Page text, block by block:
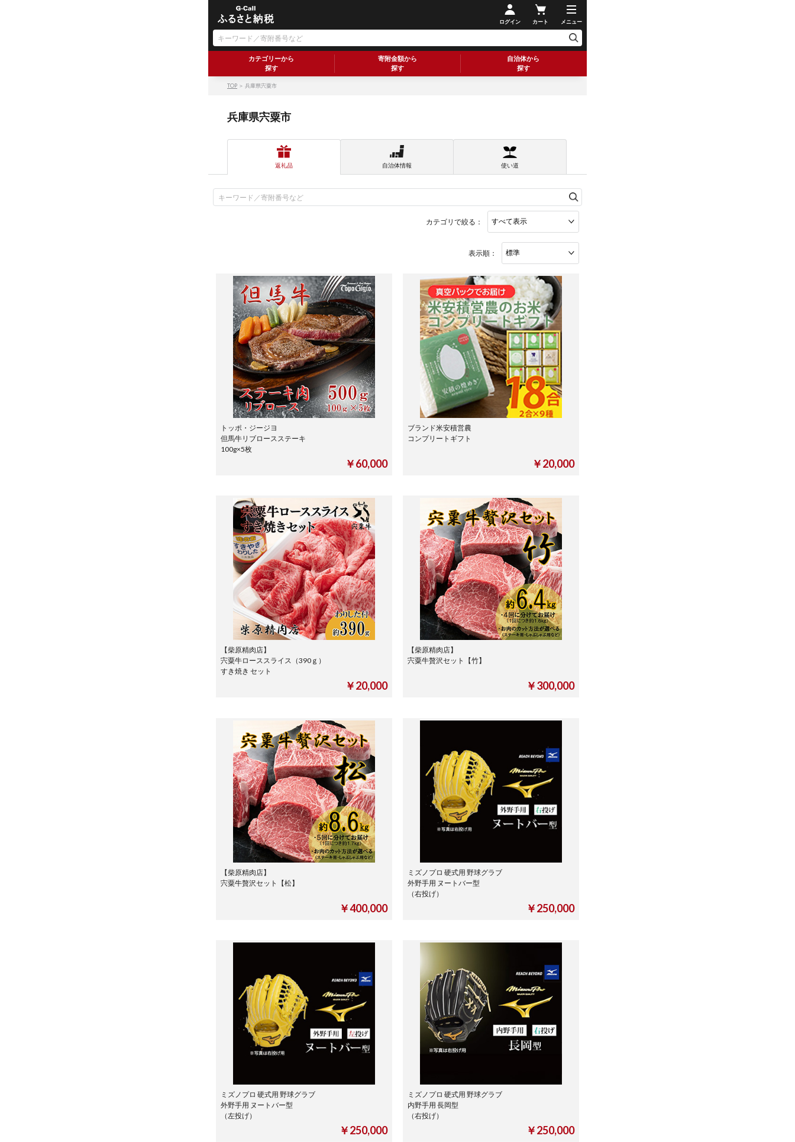
ログイン カート メニュー
カテゴリーから
探す
寄附金額から
探す
自治体から
探す
TOP ＞ 兵庫県宍粟市
兵庫県宍粟市
返礼品 自治体情報 使い道
カテゴリで絞る：
表示順：
トッポ・ジージヨ
但馬牛リブロースステーキ
100g×5枚
￥60,000
ブランド米安積営農
コンプリートギフト
￥20,000
【柴原精肉店】
宍粟牛ローススライス（390ｇ）
すき焼き セット
￥20,000
【柴原精肉店】
宍粟牛贅沢セット【竹】
￥300,000
【柴原精肉店】
宍粟牛贅沢セット【松】
￥400,000
ミズノプロ 硬式用 野球グラブ
外野手用 ヌートバー型
（右投げ）
￥250,000
ミズノプロ 硬式用 野球グラブ
外野手用 ヌートバー型
（左投げ）
￥250,000
ミズノプロ 硬式用 野球グラブ
内野手用 長岡型
（右投げ）
￥250,000